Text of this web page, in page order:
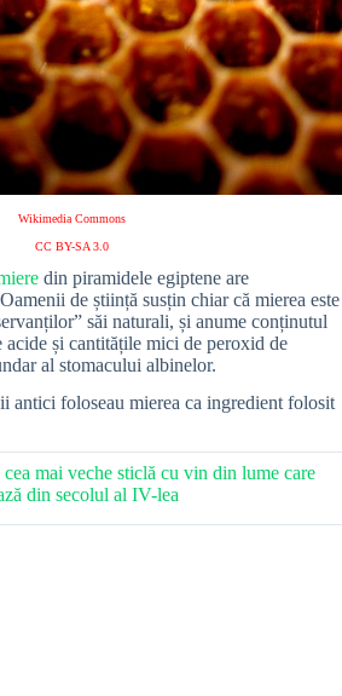
Wikimedia Commons
CC BY-SA 3.0
din piramidele egiptene are
Oamenii de știință susțin chiar că mierea este
săi naturali, și anume conținutul
acide și cantitățile mici de peroxid de
al stomacului albinelor.
antici foloseau mierea ca ingredient folosit
mai veche sticlă cu vin din lume care
din secolul al IV-lea